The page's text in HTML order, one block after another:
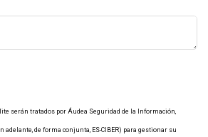
serán tratados por Áudea Seguridad de la Información,
adelante, de forma conjunta, ES-CIBER) para gestionar su